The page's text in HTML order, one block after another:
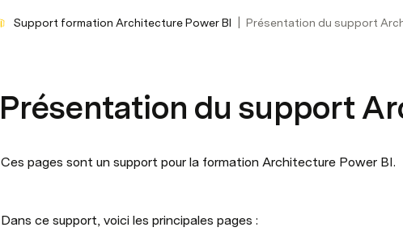
Support formation Architecture Power BI Présentation du support
Présentation du support
Ces pages sont un support pour la formation Architecture Power BI.
Dans ce support, voici les principales pages :